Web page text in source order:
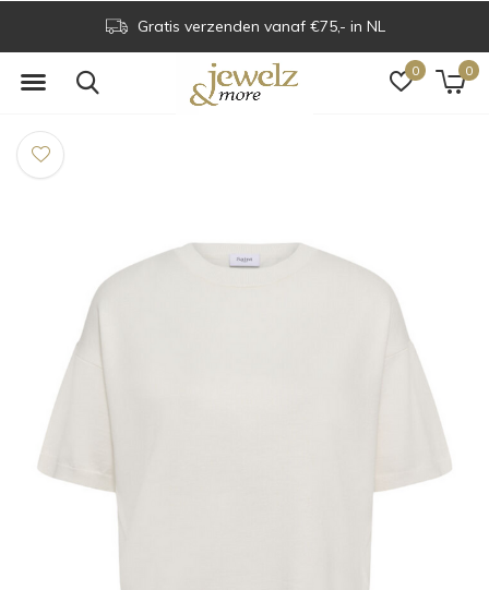
0 0
Gratis verzenden vanaf €75,- in NL